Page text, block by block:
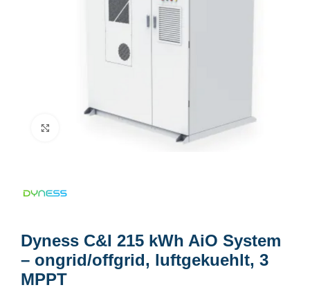
Click to enlarge
Dyness C&I 215 kWh AiO System
– ongrid/offgrid, luftgekuehlt, 3
MPPT